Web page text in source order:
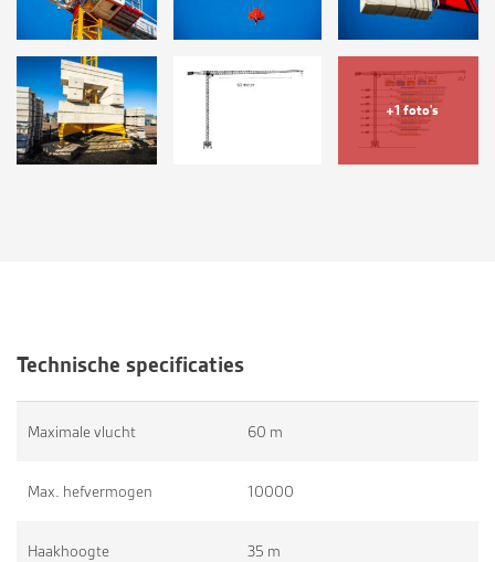
+1 foto's
Technische specificaties
Maximale vlucht 60 m
Max. hefvermogen 10000
Haakhoogte 35 m